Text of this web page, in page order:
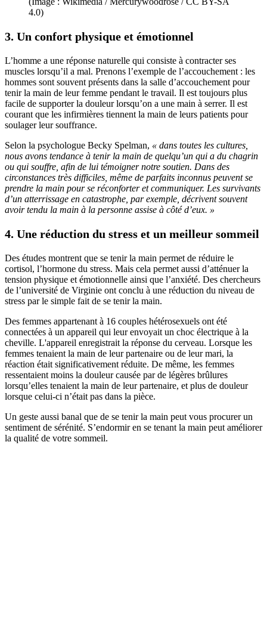
4.0)
3. Un confort physique et émotionnel
L’homme a une réponse naturelle qui consiste à contracter ses
muscles lorsqu’il a mal. Prenons l’exemple de l’accouchement : les
hommes sont souvent présents dans la salle d’accouchement pour
tenir la main de leur femme pendant le travail. Il est toujours plus
facile de supporter la douleur lorsqu’on a une main à serrer. Il est
courant que les infirmières tiennent la main de leurs patients pour
soulager leur souffrance.
Selon la psychologue Becky Spelman, « dans toutes les cultures,
nous avons tendance à tenir la main de quelqu’un qui a du chagrin
ou qui souffre, afin de lui témoigner notre soutien. Dans des
circonstances très difficiles, même de parfaits inconnus peuvent se
prendre la main pour se réconforter et communiquer. Les survivants
d’un atterrissage en catastrophe, par exemple, décrivent souvent
avoir tendu la main à la personne assise à côté d’eux. »
4. Une réduction du stress et un meilleur sommeil
Des études montrent que se tenir la main permet de réduire le
cortisol, l’hormone du stress. Mais cela permet aussi d’atténuer la
tension physique et émotionnelle ainsi que l’anxiété. Des chercheurs
de l’université de Virginie ont conclu à une réduction du niveau de
stress par le simple fait de se tenir la main.
Des femmes appartenant à 16 couples hétérosexuels ont été
connectées à un appareil qui leur envoyait un choc électrique à la
cheville. L'appareil enregistrait la réponse du cerveau. Lorsque les
femmes tenaient la main de leur partenaire ou de leur mari, la
réaction était significativement réduite. De même, les femmes
ressentaient moins la douleur causée par de légères brûlures
lorsqu’elles tenaient la main de leur partenaire, et plus de douleur
lorsque celui-ci n’était pas dans la pièce.
Un geste aussi banal que de se tenir la main peut vous procurer un
sentiment de sérénité. S’endormir en se tenant la main peut améliorer
la qualité de votre sommeil.